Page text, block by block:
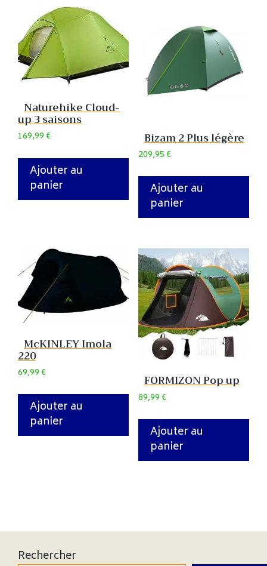
Naturehike Cloud-
up 3 saisons
169,99€
Ajouter au
panier
Bizam 2 Plus légère
209,95€
Ajouter au
panier
McKINLEY Imola
220
69,99€
Ajouter au
panier
FORMIZON Pop up
89,99€
Ajouter au
panier
Rechercher